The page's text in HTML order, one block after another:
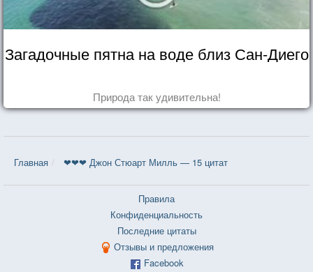
Загадочные пятна на воде близ Сан-Диего
Природа так удивительна!
Главная ❤❤❤ Джон Стюарт Милль — 15 цитат
Правила
Конфиденциальность
Последние цитаты
Отзывы и предложения
Facebook